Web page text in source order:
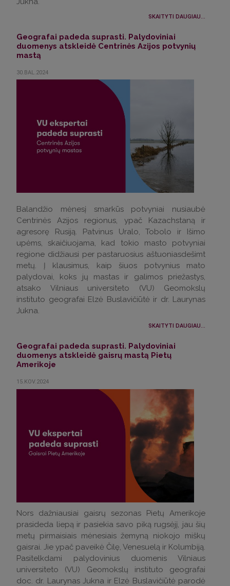
SKAITYTI DAUGIAU...
Geografai padeda suprasti. Palydoviniai
duomenys atskleidė Centrinės Azijos potvynių
mastą
30.BAL.2024
Balandžio mėnesį smarkūs potvyniai nusiaubė
Centrinės Azijos regionus, ypač Kazachstaną ir
agresorę Rusiją. Patvinus Uralo, Tobolo ir Išimo
upėms, skaičiuojama, kad tokio masto potvyniai
regione didžiausi per pastaruosius aštuoniasdešimt
metų. Į klausimus, kaip šiuos potvynius mato
palydovai, koks jų mastas ir galimos priežastys,
atsako Vilniaus universiteto (VU) Geomokslų
instituto geografai Elzė Buslavičiūtė ir dr. Laurynas
Jukna.
SKAITYTI DAUGIAU...
Geografai padeda suprasti. Palydoviniai
duomenys atskleidė gaisrų mastą Pietų
Amerikoje
15.KOV.2024
Nors dažniausiai gaisrų sezonas Pietų Amerikoje
prasideda liepą ir pasiekia savo piką rugsėjį, jau šių
metų pirmaisiais mėnesiais žemyną niokojo miškų
gaisrai. Jie ypač paveikė Čilę, Venesuelą ir Kolumbiją.
Pasitelkdami palydovinius duomenis Vilniaus
universiteto (VU) Geomokslų instituto geografai
doc. dr. Laurynas Jukna ir Elzė Buslavičiūtė parodė